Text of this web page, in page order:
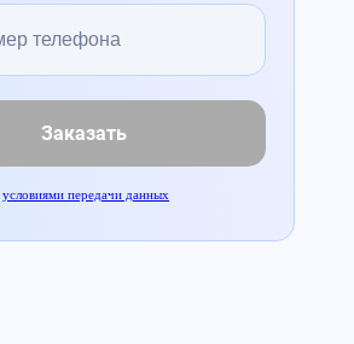
Заказать
условиями передачи данных